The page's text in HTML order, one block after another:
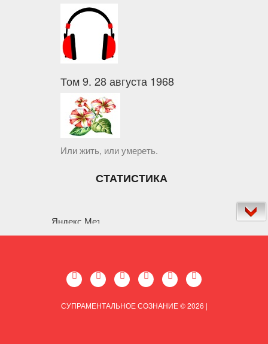
Том 9. 28 августа 1968
Или жить, или умереть.
СТАТИСТИКА
СУПРАМЕНТАЛЬНОЕ СОЗНАНИЕ © 2026 |